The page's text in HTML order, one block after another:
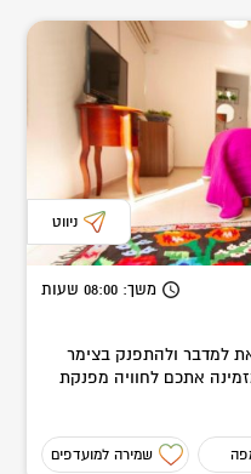
ניווט
משך: 08:00 שעות
למדבר ולהתפנק בצימר
אתכם לחוויה מפנקת
שמירה למועדפים